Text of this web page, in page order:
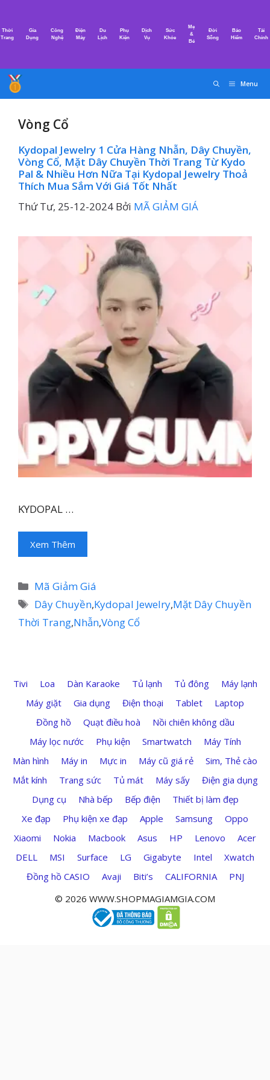
nội
Thời
Trang
Gia
Dụng
Công
Nghệ
Điện
Máy
Du
Lịch
Phụ
Kiện
Dịch
Vụ
Sức
Khỏe
Mẹ
&
Bé
Đời
Sống
Bảo
Hiểm
Tài
Chính
Menu
Vòng Cổ
Kydopal Jewelry 1 Cửa Hàng Nhẫn, Dây Chuyền,
Vòng Cổ, Mặt Dây Chuyền Thời Trang Từ Kydo
Pal & Nhiều Hơn Nữa Tại Kydopal Jewelry Thoả
Thích Mua Sắm Với Giá Tốt Nhất
Thứ Tư, 25-12-2024 Bởi MÃ GIẢM GIÁ
KYDOPAL …
Xem Thêm
Danh
mục
Mã Giảm Giá
Thẻ
Dây Chuyền,Kydopal Jewelry,Mặt Dây Chuyền
Thời Trang,Nhẫn,Vòng Cổ
Tivi Loa Dàn Karaoke Tủ lạnh Tủ đông
Máy lạnh
Máy giặt
Gia dụng Điện thoại Tablet
Laptop
Đồng hồ
Quạt điều hoà
Nồi chiên không dầu
Máy lọc nước
Phụ kiện Smartwatch
Máy Tính
Màn hình
Máy in Mực in Máy cũ giá rẻ
Sim, Thẻ cào
Mắt kính
Trang sức Tủ mát Máy sấy
Điện gia dụng
Dụng cụ
Nhà bếp Bếp điện
Thiết bị làm đẹp
Xe đạp
Phụ kiện xe đạp Apple Samsung
Oppo
Xiaomi
Nokia Macbook Asus HP Lenovo
Acer
DELL
MSI Surface LG Gigabyte Intel
Xwatch
Đồng hồ CASIO
Avaji Biti’s CALIFORNIA
PNJ
© 2026 WWW.SHOPMAGIAMGIA.COM